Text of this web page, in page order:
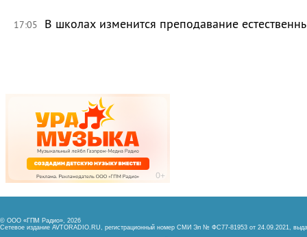
17:05 В школах изменится преподавание
© ООО «ГПМ Радио», 2026
Сетевое издание AVTORADIO.RU, регистрационный номер СМИ Эл № ФС77-81953 от 24.09.2021,